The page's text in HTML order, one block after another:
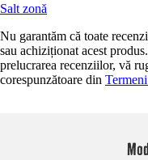
Salt zonă
Nu garantăm că toate
sau achiziționat acest
prelucrarea recenziilor, vă
corespunzătoare din